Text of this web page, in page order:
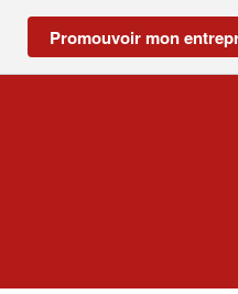
Promouvoir mon